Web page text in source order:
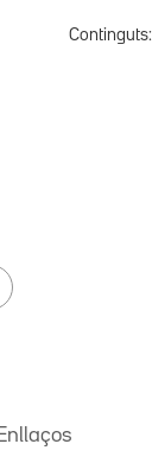
Continguts: